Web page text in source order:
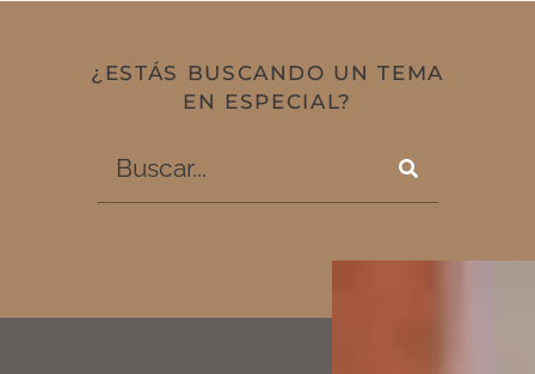
¿ESTÁS BUSCANDO UN TEMA
EN ESPECIAL?